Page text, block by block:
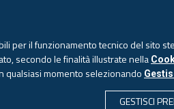
2026 -Aggiornato alle 6.00
ECONOMIA &
per il funzionamento tecnico del sito
secondo le finalità illustrate nella
qualsiasi momento selezionando
GESTISCI